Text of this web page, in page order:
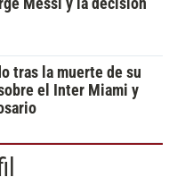
Messi y la decisión
tras la muerte de su
el Inter Miami y